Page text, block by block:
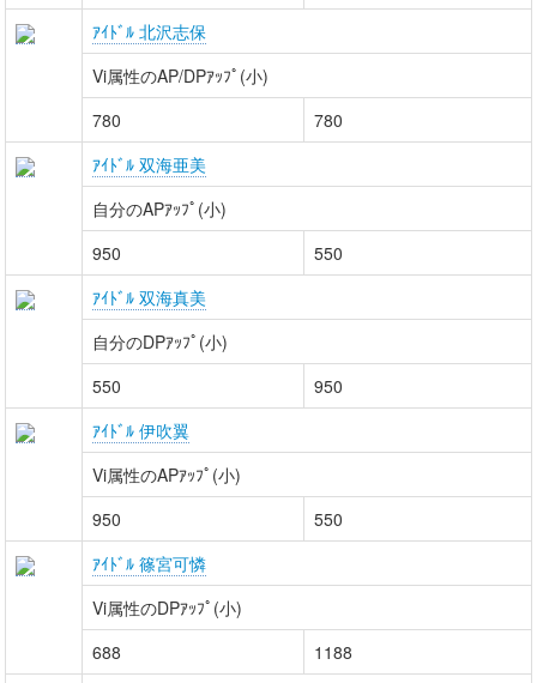
ｱｲﾄﾞﾙ 北沢志保
Vi属性のAP/DPｱｯﾌﾟ(小)
780
780
ｱｲﾄﾞﾙ 双海亜美
自分のAPｱｯﾌﾟ(小)
950
550
ｱｲﾄﾞﾙ 双海真美
自分のDPｱｯﾌﾟ(小)
550
950
ｱｲﾄﾞﾙ 伊吹翼
Vi属性のAPｱｯﾌﾟ(小)
950
550
ｱｲﾄﾞﾙ 篠宮可憐
Vi属性のDPｱｯﾌﾟ(小)
688
1188